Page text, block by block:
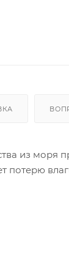
из моря